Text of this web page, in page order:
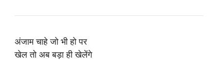
अंजाम चाहे जो भी हो पर
खेल तो अब बड़ा ही खेलेंगे